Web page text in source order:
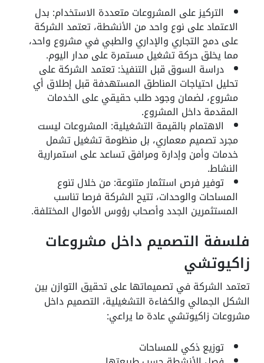
التركيز على المشروعات متعددة الاستخدام: بدل
الاعتماد على نوع واحد من الأنشطة، تعتمد الشركة
على دمج التجاري والإداري والطبي في مشروع واحد،
مما يخلق حركة تشغيل مستمرة على مدار اليوم.
دراسة السوق قبل التنفيذ: تعتمد الشركة على
تحليل احتياجات المناطق المستهدفة قبل إطلاق أي
مشروع، لضمان وجود طلب حقيقي على الخدمات
المقدمة داخل المشروع.
الاهتمام بالقيمة التشغيلية: المشروعات ليست
مجرد تصميم معماري، بل منظومة تشغيل تشمل
خدمات وأمن وإدارة ومرافق تساعد على استمرارية
النشاط.
توفير فرص استثمار متنوعة: من خلال تنوع
المساحات والوحدات، تتيح الشركة فرصا تناسب
المستثمرين الجدد وأصحاب رؤوس الأموال المختلفة.
فلسفة التصميم داخل مشروعات
زاكيوتشي
تعتمد الشركة في تصميماتها على تحقيق التوازن بين
الشكل الجمالي والكفاءة التشغيلية، التصميم داخل
مشروعات زاكيوتشي عادة ما يراعي:
توزيع ذكي للمساحات